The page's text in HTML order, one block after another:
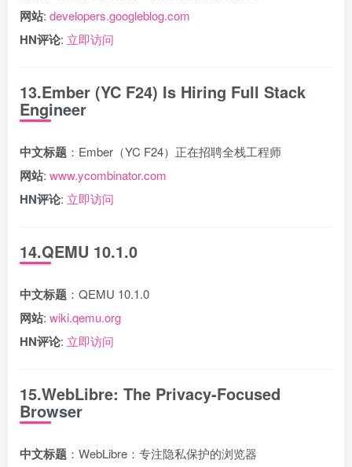
网站: developers.googleblog.com
HN评论: 立即访问
13.Ember (YC F24) Is Hiring Full Stack
Engineer
中文标题 ：Ember（YC F24）正在招聘全栈工程师
网站: www.ycombinator.com
HN评论: 立即访问
14.QEMU 10.1.0
中文标题 ：QEMU 10.1.0
网站: wiki.qemu.org
HN评论: 立即访问
15.WebLibre: The Privacy-Focused
Browser
中文标题 ：WebLibre：专注隐私保护的浏览器